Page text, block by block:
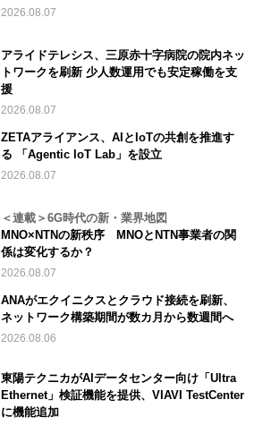
2026.08.07
アライドテレシス、三原赤十字病院の院内ネッ
トワークを刷新 少人数運用でも安定稼働を支
援
2026.08.07
ZETAアライアンス、AIとIoTの共創を推進す
る 「Agentic IoT Lab」を設立
2026.08.07
＜連載＞6G時代の新・業界地図
MNO×NTNの新秩序 MNOとNTN事業者の関
係は変化するか？
2026.08.07
ANAがエクイニクスとクラウド接続を刷新、
ネットワーク構築期間が数カ月から数週間へ
2026.08.06
東陽テクニカがAIデータセンター向け「Ultra
Ethernet」検証機能を提供、VIAVI TestCenter
に機能追加